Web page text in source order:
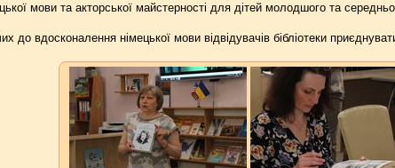
мови та акторської майстерності для дітей молодшого та
до вдосконалення німецької мови відвідувачів бібліотеки